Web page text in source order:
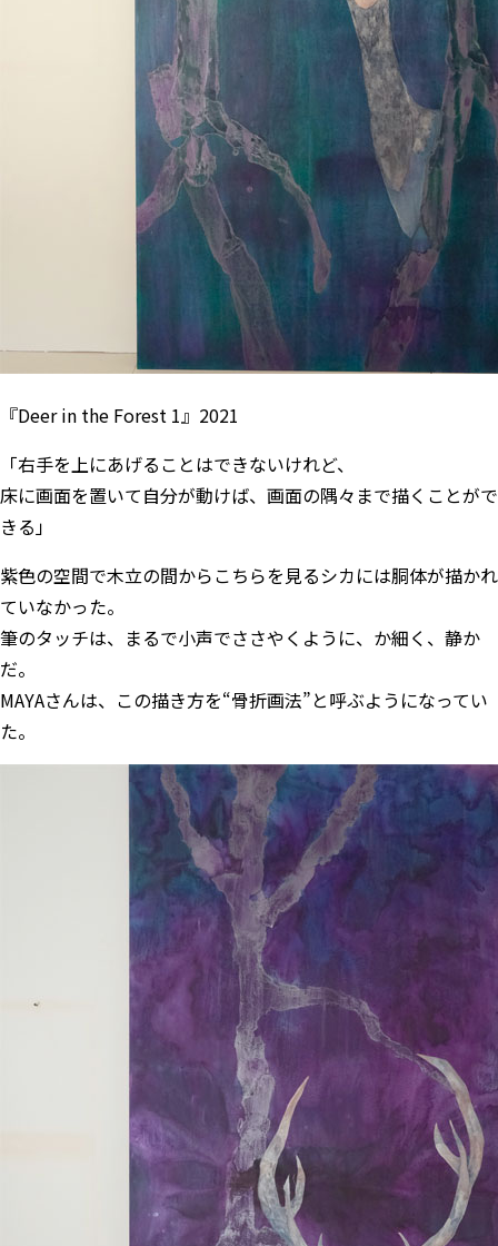
『Deer in the Forest 1』2021
「右手を上にあげることはできないけれど、
床に画面を置いて自分が動けば、画面の隅々まで描くことがで
きる」
紫色の空間で木立の間からこちらを見るシカには胴体が描かれ
ていなかった。
筆のタッチは、まるで小声でささやくように、か細く、静か
だ。
MAYAさんは、この描き方を“骨折画法”と呼ぶようになってい
た。